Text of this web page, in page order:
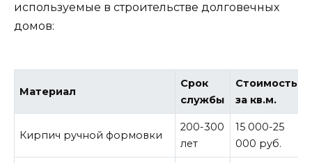
используемые в строительстве долговечных
домов:
Материал
Срок
службы
Стоимость
за кв.м.
Кирпич ручной формовки
200-300
лет
15 000-25
000 руб.